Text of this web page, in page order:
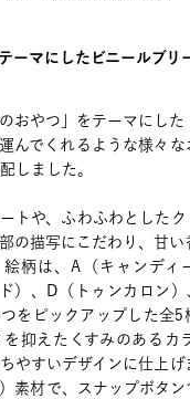
ーマにしたビニールブリ
おやつ」をテーマにした
んでくれるような様々な
しました。
トや、ふわふわとした
の描写にこだわり、甘い
絵柄は、A（キャンディ
）、D（トゥンカロン）
をピックアップした全5
抑えたくすみのあるカ
やすいデザインに仕上げ
素材で、スナップボタン